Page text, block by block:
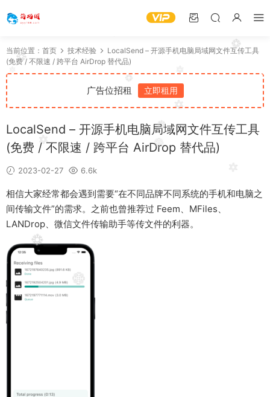
当前位置： 首页 技术经验
LocalSend – 开源手机电脑局域网文件互传工具
(免费 / 不限速 / 跨平台 AirDrop 替代品)
广告位招租 立即租用
LocalSend – 开源手机电脑局域网文件互传工具
(免费 / 不限速 / 跨平台 AirDrop 替代品)
2023-02-27 6.6k
相信大家经常都会遇到需要“在不同品牌不同系统的手机和电脑之
间传输文件”的需求。之前也曾推荐过 Feem、MFiles、
LANDrop、微信文件传输助手等传文件的利器。